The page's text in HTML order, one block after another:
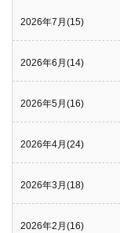
2026年7月(15)
2026年6月(14)
2026年5月(16)
2026年4月(24)
2026年3月(18)
2026年2月(16)